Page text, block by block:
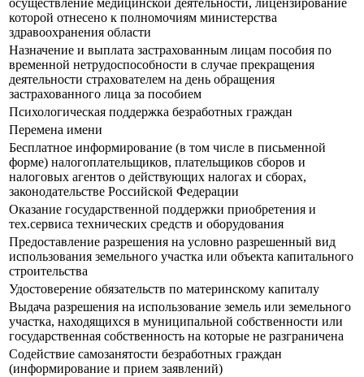
осуществление медицинской деятельности, лицензирование
которой отнесено к полномочиям министерства
здравоохранения области
Назначение и выплата застрахованным лицам пособия по
временной нетрудоспособности в случае прекращения
деятельности страхователем на день обращения
застрахованного лица за пособием
Психологическая поддержка безработных граждан
Перемена имени
Бесплатное информирование (в том числе в письменной
форме) налогоплательщиков, плательщиков сборов и
налоговых агентов о действующих налогах и сборах,
законодательстве Российской Федерации
Оказание государственной поддержки приобретения и
тех.сервиса технических средств и оборудования
Предоставление разрешения на условно разрешенный вид
использования земельного участка или объекта капитального
строительства
Удостоверение обязательств по материнскому капиталу
Выдача разрешения на использование земель или земельного
участка, находящихся в муниципальной собственности или
государственная собственность на которые не разграничена
Содействие самозанятости безработных граждан
(информирование и прием заявлений)